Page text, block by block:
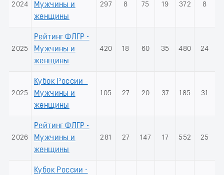
2024
Мужчины и
женщины
297 8 75 19 372 8
2025
Рейтинг ФЛГР -
Мужчины и
женщины
420 18 60 35 480 24
2025
Кубок России -
Мужчины и
женщины
105 27 20 37 185 31
2026
Рейтинг ФЛГР -
Мужчины и
женщины
281 27 147 17 552 25
Кубок России -